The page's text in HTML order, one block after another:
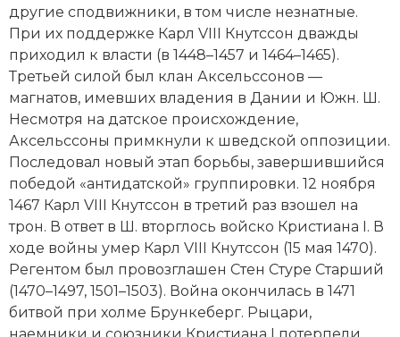
другие спо­движники, в том числе незнатные.
При их поддержке Карл VIII Кнутссон дважды
приходил к власти (в 1448–1457 и 1464–1465).
Третьей силой был клан Аксельссонов —
магнатов, имевших владения в Дании и Южн. Ш.
Несмотря на датское происхождение,
Аксельссоны примкнули к шведской оппозиции.
Последовал новый этап борьбы, завершившийся
победой «антидатской» группировки. 12 ноября
1467 Карл VIII Кнутссон в третий раз взошел на
трон. В ответ в Ш. вторглось вой­ско Кристиана I. В
ходе вой­ны умер Карл VIII Кнутссон (15 мая 1470).
Регентом был провозглашен Стен Стуре Старший
(1470–1497, 1501–1503). Вой­на окончилась в 1471
битвой при холме Брункеберг. Рыцари,